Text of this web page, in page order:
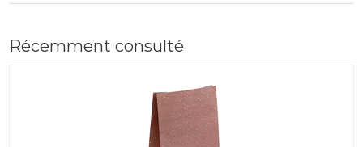
Récemment consulté